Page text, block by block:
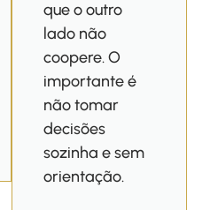
que o outro
lado não
coopere. O
importante é
não tomar
decisões
sozinha e sem
orientação.